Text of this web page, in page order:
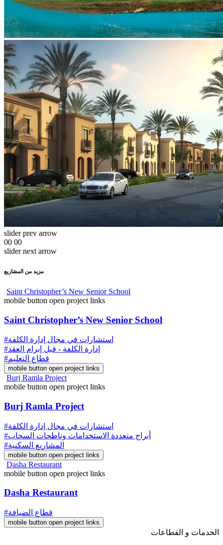
slider prev arrow
00 00
slider next arrow
مزيد من المشاريع
Saint Christopher’s New Senior School
mobile button open project links
Saint Christopher’s New Senior School
#استشارات في مجال إدارة الكلفة
#إدارة الكلفة - قبل إبرام العقد
#قطاع التعليم
mobile button open project links
Burj Ramla Project
mobile button open project links
Burj Ramla Project
#استشارات في مجال إدارة الكلفة
#أبراج متعددة الاستخدامات وناطحات السحاب
#المشاريع السكنية
mobile button open project links
Dasha Restaurant
mobile button open project links
Dasha Restaurant
#قطاع الضيافة
mobile button open project links
الخدمات و القطاعات